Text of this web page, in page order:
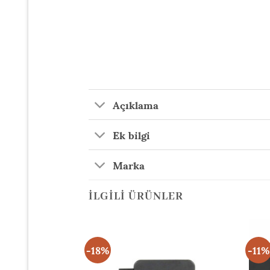
Açıklama
Ek bilgi
Marka
İLGILI ÜRÜNLER
-18% -11%